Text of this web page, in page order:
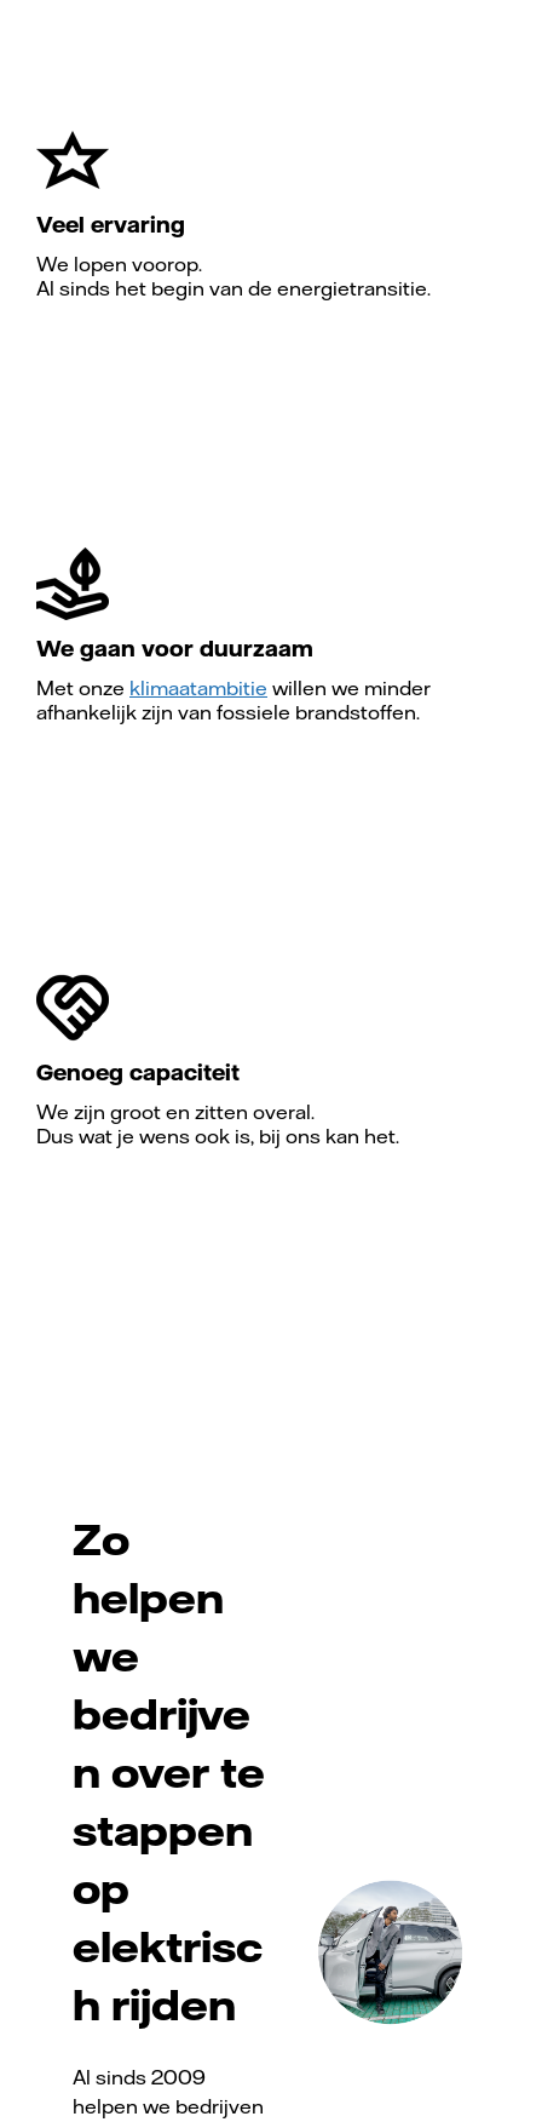
Veel ervaring
We lopen voorop.
Al sinds het begin van de energietransitie.
We gaan voor duurzaam
Met onze klimaatambitie willen we minder
afhankelijk zijn van fossiele brandstoffen.
Genoeg capaciteit
We zijn groot en zitten overal.
Dus wat je wens ook is, bij ons kan het.
Zo
helpen
we
bedrijve
n over te
stappen
op
elektrisc
h rijden
Al sinds 2009
helpen we bedrijven